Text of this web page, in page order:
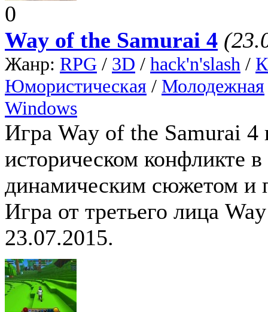
0
Way of the Samurai 4
Жанр: RPG / 3D / hack'n'slash /
Юмористическая / Молодежная
Windows
Игра Way of the Samurai 4
историческом конфликте
динамическим сюжетом и
Игра от третьего лица
23.07.2015.